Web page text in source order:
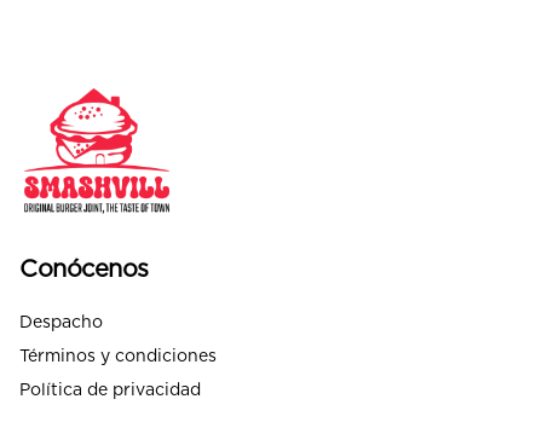
Conócenos
Despacho
Términos y condiciones
Política de privacidad